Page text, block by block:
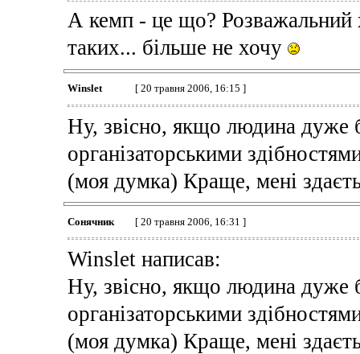
А кемп - це що? Розважальний
таких... більше не хочу
Winslet [ 20 травня 2006, 16:15 ]
Ну, звісно, якщо людина дуже
організаторськими
(моя думка) Краще, мені
Сонячник [ 20 травня 2006, 16:31 ]
Winslet написав:
Ну, звісно, якщо людина дуже
організаторськими
(моя думка) Краще, мені